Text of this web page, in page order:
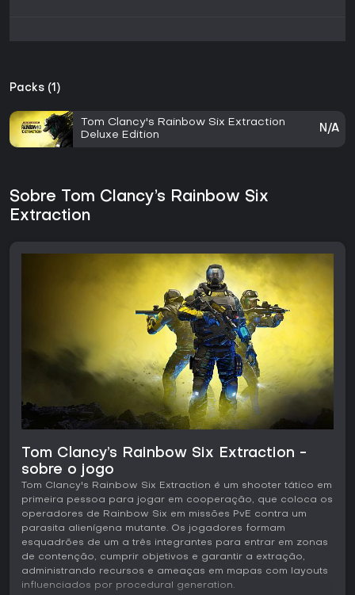
Packs (1)
Tom Clancy's Rainbow Six Extraction
Deluxe Edition
N/A
Sobre Tom Clancy’s Rainbow Six
Extraction
Tom Clancy’s Rainbow Six Extraction -
sobre o jogo
Tom Clancy's Rainbow Six Extraction é um shooter tático em
primeira pessoa para jogar em cooperação, que coloca os
operadores de Rainbow Six em missões PvE contra um
parasita alienígena mutante. Os jogadores formam
esquadrões de um a três integrantes para entrar em zonas
de contenção, cumprir objetivos e garantir a extração,
administrando recursos e ameaças em mapas com layouts
influenciados por procedural generation.